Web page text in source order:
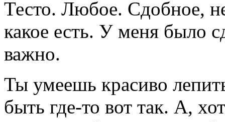
Тесто. Любое. Сдобное,
какое есть. У меня было
важно.
Ты умеешь красиво
быть где-то вот так. А,